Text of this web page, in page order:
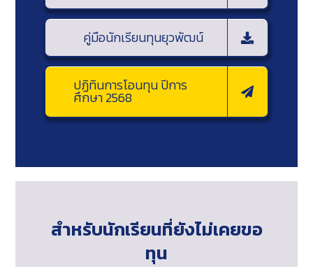
คู่มือนักเรียนทุนยุวพัฒน์
ปฏิทินการโอนทุน ปีการ
ศึกษา 2568
สำหรับนักเรียนที่ยังไม่เคยขอ
ทุน